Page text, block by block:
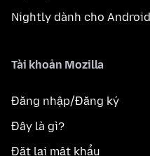
Nightly dành cho Android
Tài khoản Mozilla
Đăng nhập/Đăng ký
Đây là gì?
Đặt lại mật khẩu